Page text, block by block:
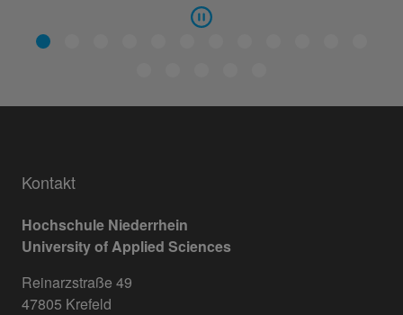
Kontakt
Hochschule Niederrhein
University of Applied Sciences
Reinarzstraße 49
47805 Krefeld